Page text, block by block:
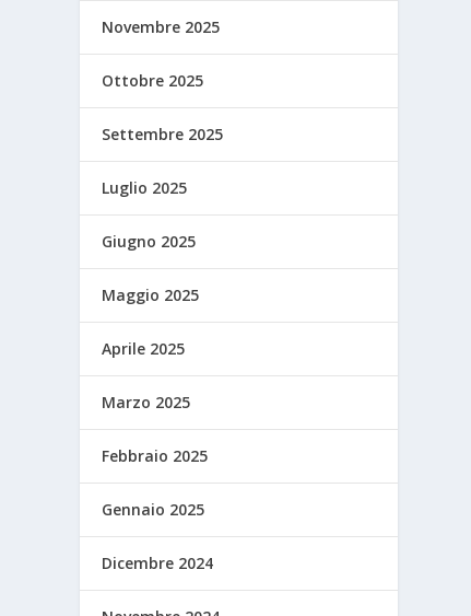
Novembre 2025
Ottobre 2025
Settembre 2025
Luglio 2025
Giugno 2025
Maggio 2025
Aprile 2025
Marzo 2025
Febbraio 2025
Gennaio 2025
Dicembre 2024